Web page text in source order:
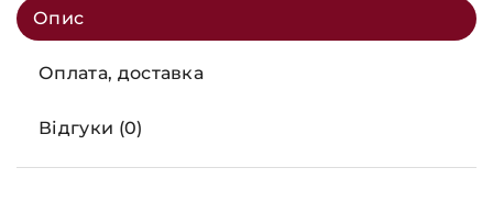
Опис
Оплата, доставка
Відгуки (0)